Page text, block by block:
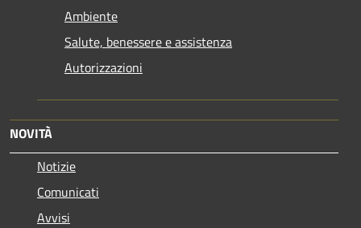
Ambiente
Salute, benessere e assistenza
Autorizzazioni
NOVITÀ
Notizie
Comunicati
Avvisi